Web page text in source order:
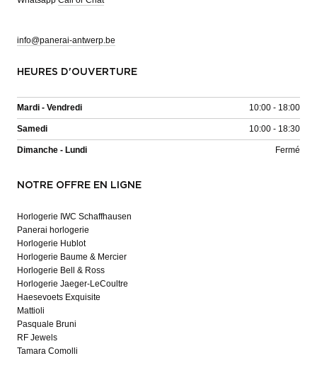
info@panerai-antwerp.be
HEURES D'OUVERTURE
Mardi - Vendredi 10:00 - 18:00
Samedi 10:00 - 18:30
Dimanche - Lundi Fermé
NOTRE OFFRE EN LIGNE
Horlogerie IWC Schaffhausen
Panerai horlogerie
Horlogerie Hublot
Horlogerie Baume & Mercier
Horlogerie Bell & Ross
Horlogerie Jaeger-LeCoultre
Haesevoets Exquisite
Mattioli
Pasquale Bruni
RF Jewels
Tamara Comolli